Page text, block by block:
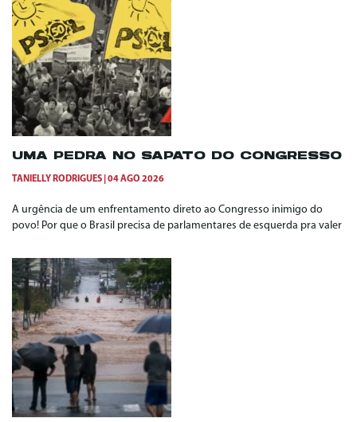
UMA PEDRA NO SAPATO DO CONGRESSO
TANIELLY RODRIGUES 04 AGO 2026
A urgência de um enfrentamento direto ao Congresso inimigo do
povo! Por que o Brasil precisa de parlamentares de esquerda pra valer